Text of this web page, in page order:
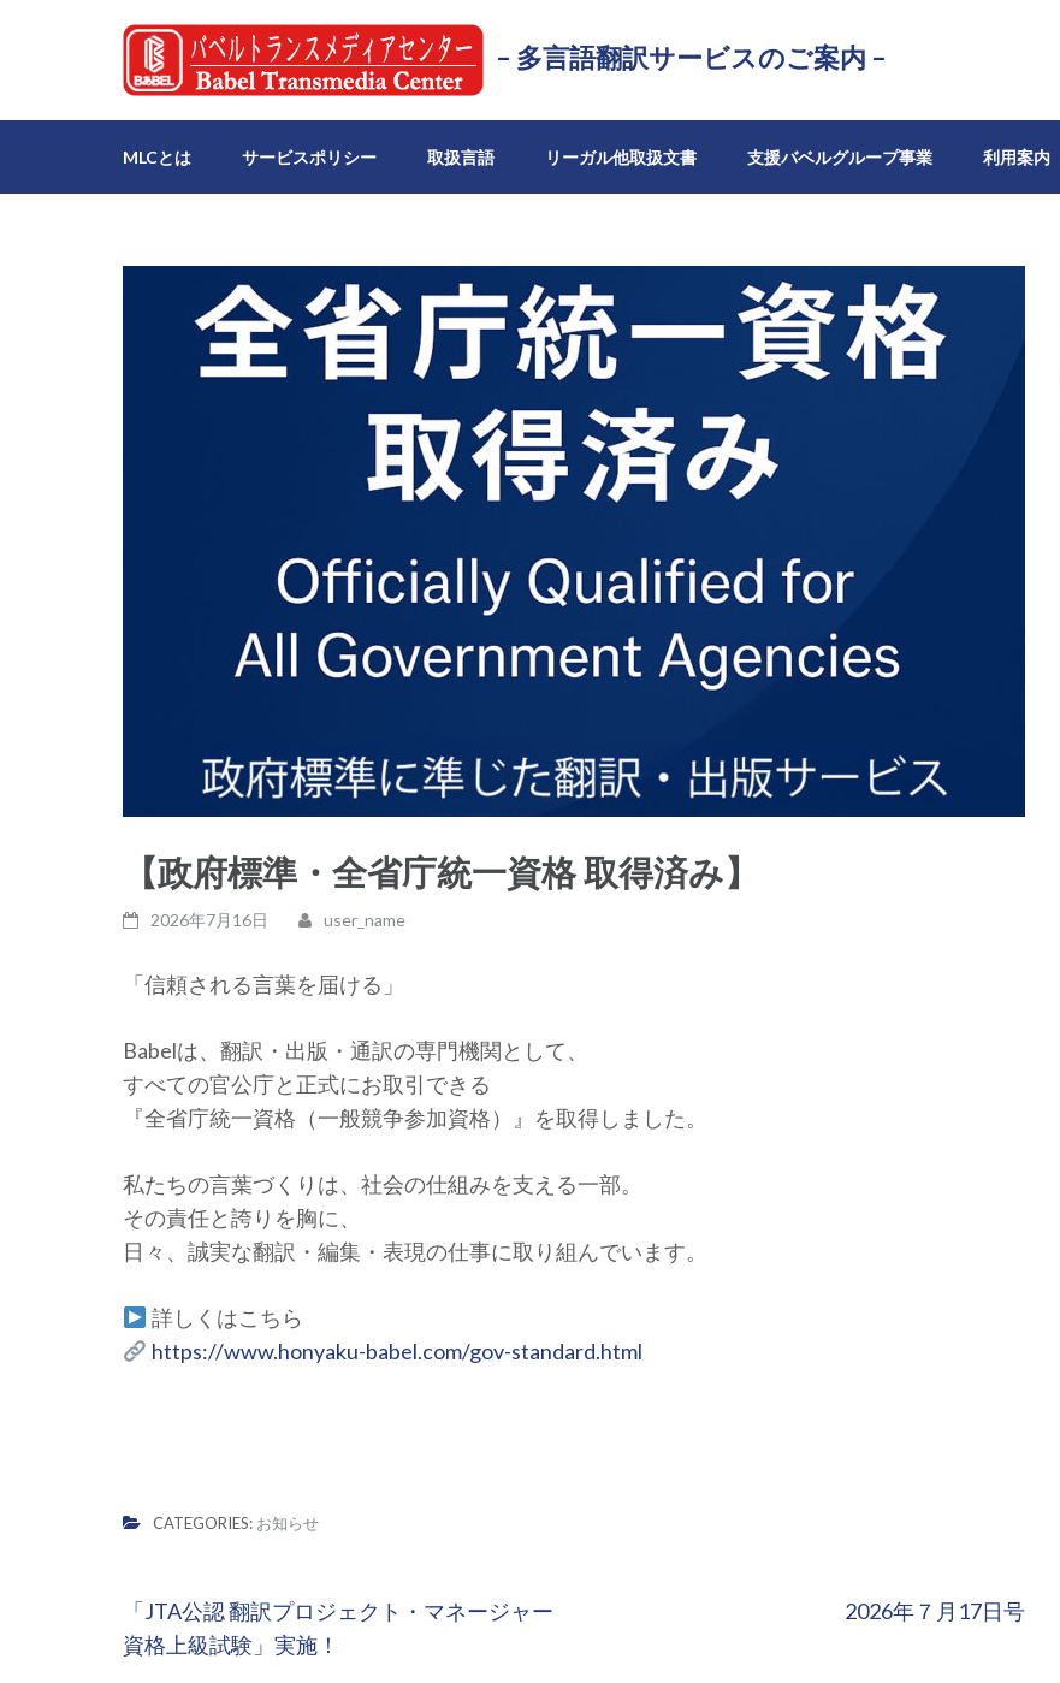
– 多言語翻訳サービスのご案内 –
MLCとは サービスポリシー 取扱言語 リーガル他取扱文書 支援バベルグループ事業 利用案内
【政府標準・全省庁統一資格 取得済み】
2026年7月16日 user_name
「信頼される言葉を届ける」
Babelは、翻訳・出版・通訳の専門機関として、
すべての官公庁と正式にお取引できる
『全省庁統一資格（一般競争参加資格）』を取得しました。
私たちの言葉づくりは、社会の仕組みを支える一部。
その責任と誇りを胸に、
日々、誠実な翻訳・編集・表現の仕事に取り組んでいます。
詳しくはこちら
https://www.honyaku-babel.com/gov-standard.html
CATEGORIES: お知らせ
投
稿
「JTA公認 翻訳プロジェクト・マネージャー
資格上級試験」実施！
2026年７月17日号